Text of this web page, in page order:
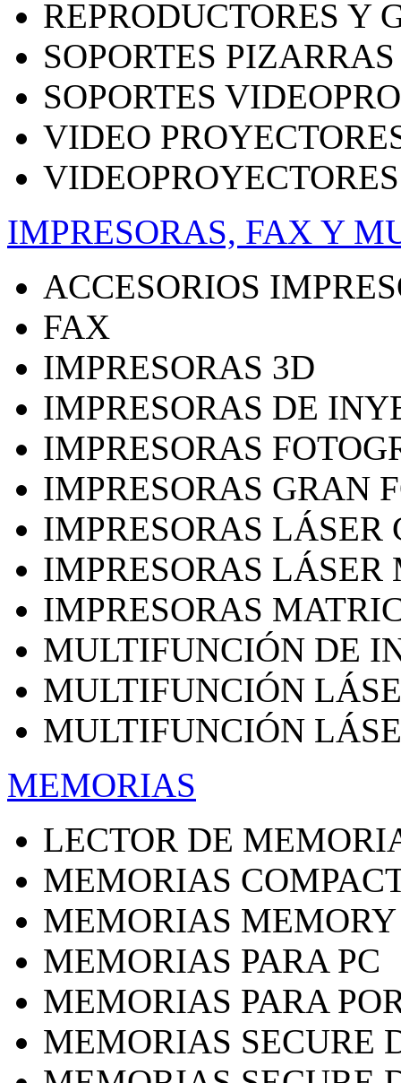
REPRODUCTORES Y
SOPORTES PIZARRAS
SOPORTES
VIDEO
VIDEOPROYECTORES
IMPRESORAS, FAX Y
ACCESORIOS
FAX
IMPRESORAS 3D
IMPRESORAS DE
IMPRESORAS
IMPRESORAS GRAN
IMPRESORAS LÁSER
IMPRESORAS LÁSER
IMPRESORAS
MULTIFUNCIÓN DE
MULTIFUNCIÓN
MULTIFUNCIÓN
MEMORIAS
LECTOR DE
MEMORIAS
MEMORIAS
MEMORIAS PARA PC
MEMORIAS PARA
MEMORIAS SECURE